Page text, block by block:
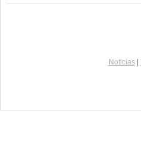
Noticias|